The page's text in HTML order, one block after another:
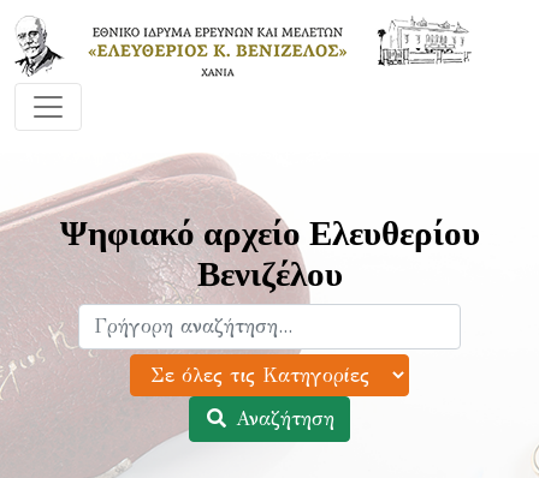
Ψηφιακό αρχείο Ελευθερίου
Βενιζέλου
Αναζήτηση